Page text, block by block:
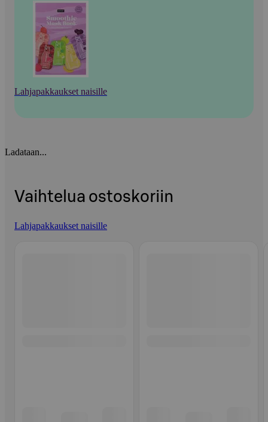
Lahjapakkaukset naisille
Ladataan...
Vaihtelua ostoskoriin
Lahjapakkaukset naisille